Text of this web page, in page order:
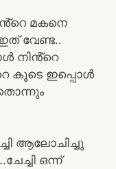
മകനെ
വേണ്ട..
നിൻ്റെ
കൂടെ ഇപ്പൊൾ
ആലോചിച്ചു
ഒന്ന്